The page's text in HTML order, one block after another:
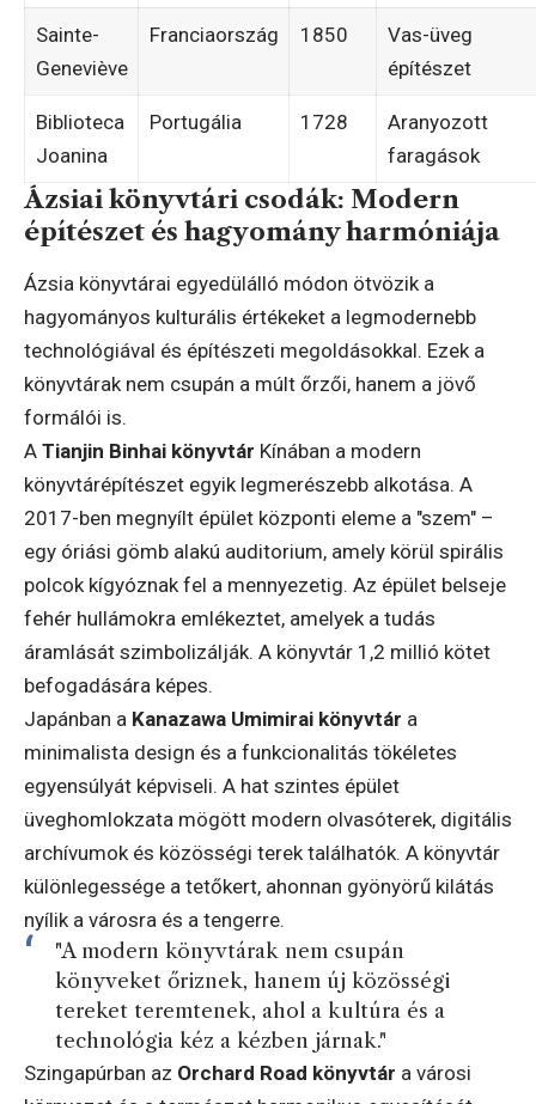
Sainte-
Geneviève
Franciaország 1850
Vas-üveg
építészet
Biblioteca
Joanina
Portugália 1728
Aranyozott
faragások
Ázsiai könyvtári csodák: Modern
építészet és hagyomány harmóniája
Ázsia könyvtárai egyedülálló módon ötvözik a
hagyományos kulturális értékeket a legmodernebb
technológiával és építészeti megoldásokkal. Ezek a
könyvtárak nem csupán a múlt őrzői, hanem a jövő
formálói is.
A Tianjin Binhai könyvtár Kínában a modern
könyvtárépítészet egyik legmerészebb alkotása. A
2017-ben megnyílt épület központi eleme a "szem" –
egy óriási gömb alakú auditorium, amely körül spirális
polcok kígyóznak fel a mennyezetig. Az épület belseje
fehér hullámokra emlékeztet, amelyek a tudás
áramlását szimbolizálják. A könyvtár 1,2 millió kötet
befogadására képes.
Japánban a Kanazawa Umimirai könyvtár a
minimalista design és a funkcionalitás tökéletes
egyensúlyát képviseli. A hat szintes épület
üveghomlokzata mögött modern olvasóterek, digitális
archívumok és közösségi terek találhatók. A könyvtár
különlegessége a tetőkert, ahonnan gyönyörű kilátás
nyílik a városra és a tengerre.
"A modern könyvtárak nem csupán
könyveket őriznek, hanem új közösségi
tereket teremtenek, ahol a kultúra és a
technológia kéz a kézben járnak."
Szingapúrban az Orchard Road könyvtár a városi